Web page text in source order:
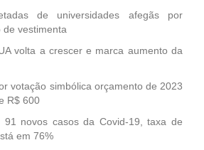
de universidades afegãs por
vestimenta
volta a crescer e marca aumento da
votação simbólica orçamento de 2023
R$ 600
91 novos casos da Covid-19, taxa de
em 76%